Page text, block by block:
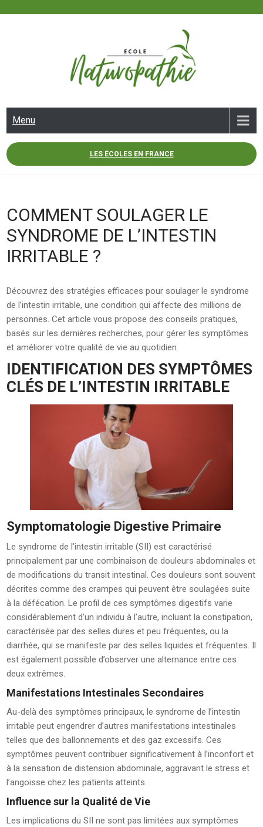
ECOLE NATUROPATHIE
Menu
LES ÉCOLES EN FRANCE
COMMENT SOULAGER LE
SYNDROME DE L’INTESTIN
IRRITABLE ?
Découvrez des stratégies efficaces pour soulager le syndrome
de l’intestin irritable, une condition qui affecte des millions de
personnes. Cet article vous propose des conseils pratiques,
basés sur les dernières recherches, pour gérer les symptômes
et améliorer votre qualité de vie au quotidien.
IDENTIFICATION DES SYMPTÔMES
CLÉS DE L’INTESTIN IRRITABLE
Symptomatologie Digestive Primaire
Le syndrome de l’intestin irritable (SII) est caractérisé
principalement par une combinaison de douleurs abdominales et
de modifications du transit intestinal. Ces douleurs sont souvent
décrites comme des crampes qui peuvent être soulagées suite
à la défécation. Le profil de ces symptômes digestifs varie
considérablement d’un individu à l’autre, incluant la constipation,
caractérisée par des selles dures et peu fréquentes, ou la
diarrhée, qui se manifeste par des selles liquides et fréquentes. Il
est également possible d’observer une alternance entre ces
deux extrêmes.
Manifestations Intestinales Secondaires
Au-delà des symptômes principaux, le syndrome de l’intestin
irritable peut engendrer d’autres manifestations intestinales
telles que des ballonnements et des gaz excessifs. Ces
symptômes peuvent contribuer significativement à l’inconfort et
à la sensation de distension abdominale, aggravant le stress et
l’angoisse chez les patients atteints.
Influence sur la Qualité de Vie
Les implications du SII ne sont pas limitées aux symptômes